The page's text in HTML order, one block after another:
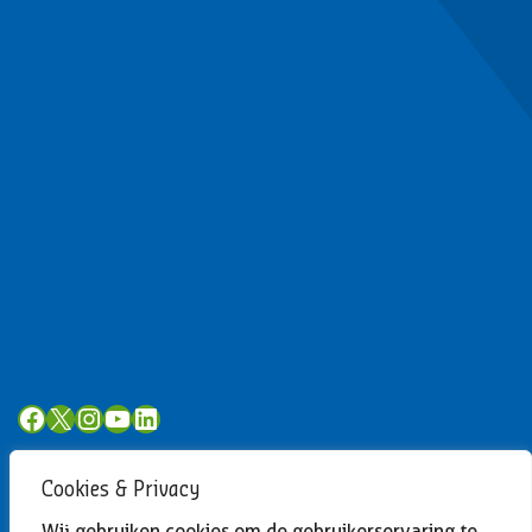
Cookies & Privacy
Facebook
X Instagram
YouTube
LinkedIn